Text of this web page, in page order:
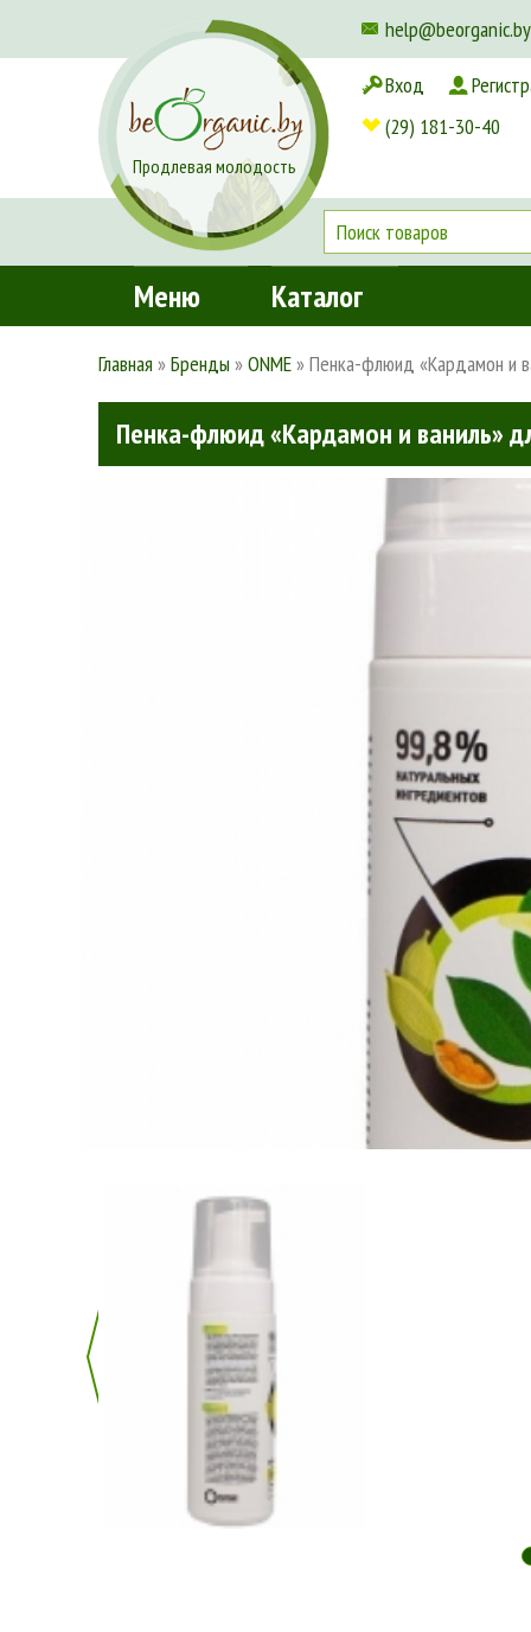
help@beorganic.by
Доставка и оплата
Продлевая молодость
Вход
(29) 181-30-40
Меню Каталог
Главная »Бренды »ONME»Пенка-флюид «Кардамон и
Пенка-флюид «Кардамон и ваниль»